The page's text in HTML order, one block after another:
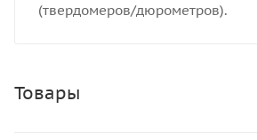
(твердомеров/дюрометров).
Товары